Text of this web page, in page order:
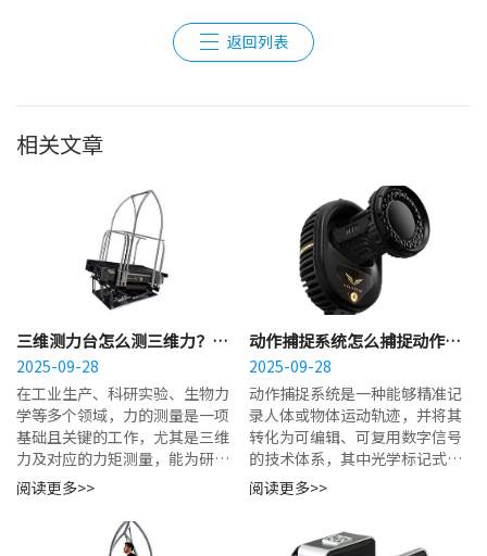
返回列表
相关文章
三维测力台怎么测三维力？六
分量传感器实现力与力矩测量
2025-09-28
在工业生产、科研实验、生物力
学等多个领域，力的测量是一项
基础且关键的工作，尤其是三维
力及对应的力矩测量，能为研究
对象的受力分析、性能评估提供
核心数据支撑。...
阅读更多>>
动作捕捉系统怎么捕捉动作？
光学标记精准追踪人体运动轨
迹
2025-09-28
动作捕捉系统是一种能够精准记
录人体或物体运动轨迹，并将其
转化为可编辑、可复用数字信号
的技术体系，其中光学标记式动
作捕捉凭借其追踪精度高、动作
还原度高的特点，被广泛应用于
阅读更多>>